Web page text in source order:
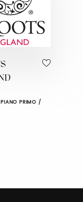
PRIMO /